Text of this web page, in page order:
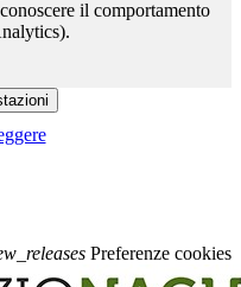
il comportamento
Preferenze cookies